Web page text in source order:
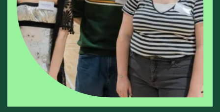
Les
utilisateurs
d'appareils
tactiles
peuvent
se
servir
de
gestes
tels